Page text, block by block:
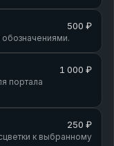
500 ₽
1 000 ₽
портала
250 ₽
к выбранному